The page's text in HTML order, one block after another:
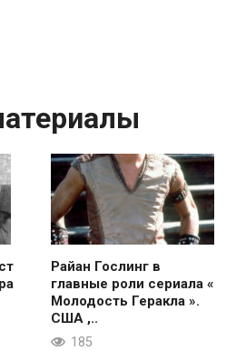
Райан Гослинг в
главные роли сериала «
Молодость Геракла ».
США ,..
185